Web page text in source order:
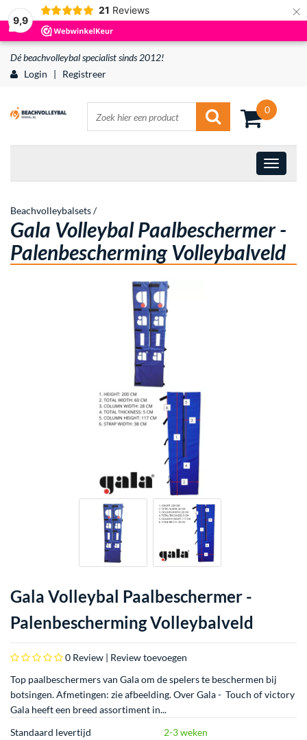
9,9
21 Reviews ×
Dé beachvolleybal specialist sinds 2012!
Login
| Registreer
0
Beachvolleybalsets/
Gala Volleybal Paalbeschermer -
Palenbescherming Volleybalveld
Gala Volleybal Paalbeschermer -
Palenbescherming Volleybalveld
0 Review | Review toevoegen
Top paalbeschermers van Gala om de spelers te beschermen bij
botsingen. Afmetingen: zie afbeelding. Over Gala - Touch of victory
Gala heeft een breed assortiment in...
Standaard levertijd
2-3 weken